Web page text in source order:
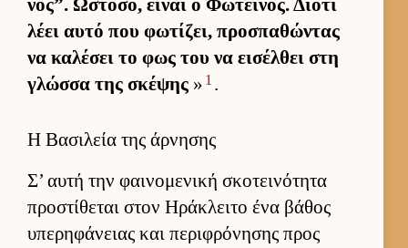
νός”. Ωστόσο, εί­ναι ο Φωτει­νός. Διότι
λέει αυτό που φωτίζει, προσπαθώντας
να καλέσει το φως του να ει­σέλ­θει στη
γλώσσα της σκέψης » 1 .
Η Βασιλεία της άρνησης
Σ’ αυτή την φαι­νομενική σκοτει­νότητα
προστίθεται στον Ηράκλειτο ένα βάθος
υπερηφάνειας και περιφρόνησης προς